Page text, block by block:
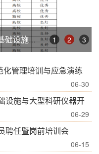
1 2 3
我校在2026年湖南省重大科研基础设施与大型科研仪器开放共享评价考核中获评“优秀”
管理培训与应急演练
06-30
设施与大型科研仪器开
06-29
聘任暨岗前培训会
06-15